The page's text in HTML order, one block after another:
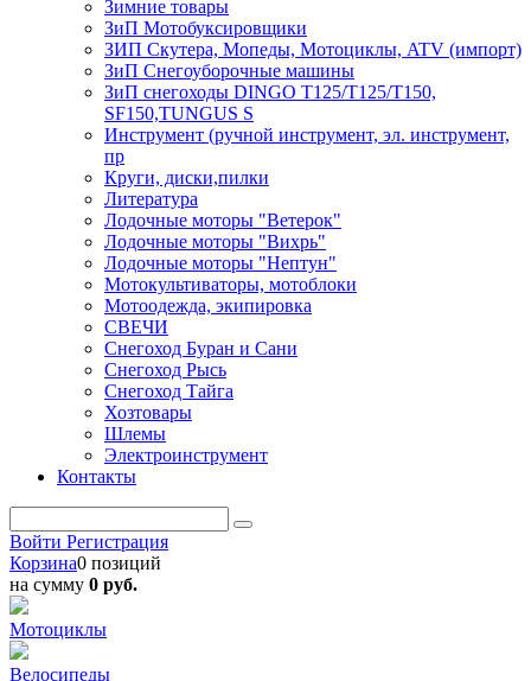
Зимние товары
ЗиП Мотобуксировщики
ЗИП Скутера, Мопеды, Мотоциклы, ATV (импорт)
ЗиП Снегоуборочные машины
ЗиП снегоходы DINGO T125/T125/T150,
SF150,TUNGUS S
Инструмент (ручной инструмент, эл. инструмент,
пр
Круги, диски,пилки
Литература
Лодочные моторы "Ветерок"
Лодочные моторы "Вихрь"
Лодочные моторы "Нептун"
Мотокультиваторы, мотоблоки
Мотоодежда, экипировка
СВЕЧИ
Снегоход Буран и Сани
Снегоход Рысь
Снегоход Тайга
Хозтовары
Шлемы
Электроинструмент
Контакты
Войти Регистрация
Корзина0 позиций
на сумму 0 руб.
Мотоциклы
Велосипеды